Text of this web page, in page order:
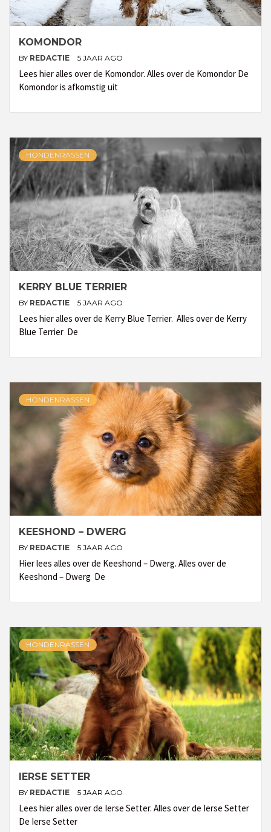
KOMONDOR
BY REDACTIE 5 JAAR AGO
Lees hier alles over de Komondor. Alles over de Komondor De
Komondor is afkomstig uit
HONDENRASSEN
KERRY BLUE TERRIER
BY REDACTIE 5 JAAR AGO
Lees hier alles over de Kerry Blue Terrier. Alles over de Kerry
Blue Terrier De
HONDENRASSEN
KEESHOND – DWERG
BY REDACTIE 5 JAAR AGO
Hier lees alles over de Keeshond – Dwerg. Alles over de
Keeshond – Dwerg De
HONDENRASSEN
IERSE SETTER
BY REDACTIE 5 JAAR AGO
Lees hier alles over de Ierse Setter. Alles over de Ierse Setter
De Ierse Setter